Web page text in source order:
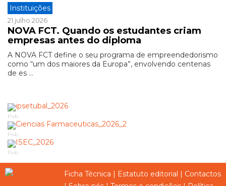
Instituições
21 julho 2026
NOVA FCT. Quando os estudantes criam
empresas antes do diploma
A NOVA FCT define o seu programa de empreendedorismo
como “um dos maiores da Europa”, envolvendo centenas
de es ...
Pub
Pub
Pub
Ficha Técnica | Estatuto editorial | Contactos